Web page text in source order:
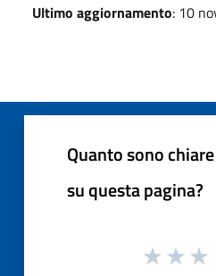
Ultimo aggiornamento: 10
Quanto sono
su questa pagina?